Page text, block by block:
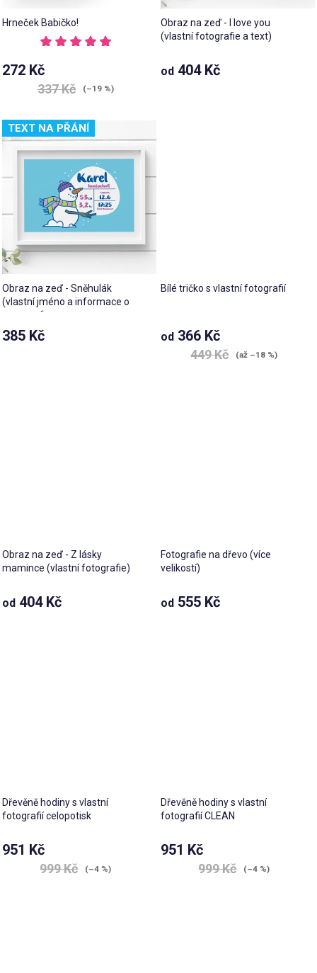
Hrneček Babičko!
hodnocení
produktu
je
5,0
hvězdiček.
272 Kč
337 Kč (–19 %)
Obraz na zeď - I love you
(vlastní fotografie a text)
od 404 Kč
TEXT NA PŘÁNÍ
Obraz na zeď - Sněhulák
(vlastní jméno a informace o
narození)
385 Kč
Bílé tričko s vlastní fotografií
od 366 Kč
449 Kč (až –18 %)
Obraz na zeď - Z lásky
mamince (vlastní fotografie)
od 404 Kč
Fotografie na dřevo (více
velikostí)
od 555 Kč
Dřevěně hodiny s vlastní
fotografií celopotisk
951 Kč
999 Kč (–4 %)
Dřevěně hodiny s vlastní
fotografií CLEAN
951 Kč
999 Kč (–4 %)